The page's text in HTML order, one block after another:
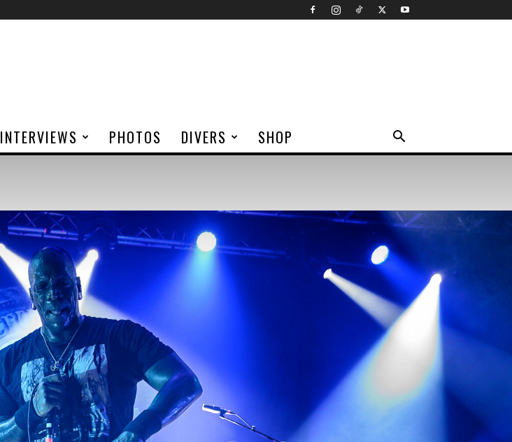
INTERVIEWS PHOTOS DIVERS SHOP